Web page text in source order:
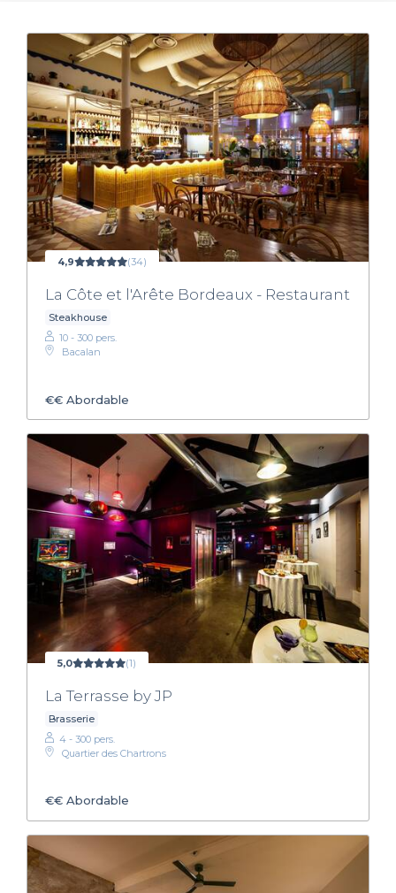
4,9 (34)
La Côte et l'Arête Bordeaux - Restaurant
Steakhouse
10 - 300 pers.
Bacalan
€€ Abordable
5,0 (1)
La Terrasse by JP
Brasserie
4 - 300 pers.
Quartier des Chartrons
€€ Abordable